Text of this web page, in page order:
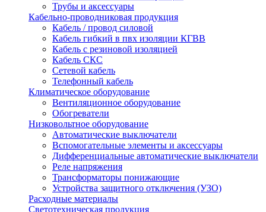
Трубы и аксессуары
Кабельно-проводниковая продукция
Кабель / провод силовой
Кабель гибкий в пвх изоляции КГВВ
Кабель с резиновой изоляцией
Кабель СКС
Сетевой кабель
Телефонный кабель
Климатическое оборудование
Вентиляционное оборудование
Обогреватели
Низковольтное оборудование
Автоматические выключатели
Вспомогательные элементы и аксессуары
Дифференциальные автоматические выключатели
Реле напряжения
Трансформаторы понижающие
Устройства защитного отключения (УЗО)
Расходные материалы
Светотехническая продукция